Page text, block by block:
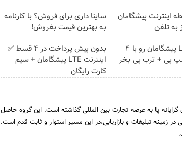
4 قسطه اینترنت پیشگامان
به تلفن
ساینا داری برای فروش؟ با کارنامه
به بهترین قیمت بفروش!
اینترنت LTE پیشگامان رو با 4
پی + ترب پی بخر
بدون پیش پرداخت در 4 قسط ✅
اینترنت LTE پیشگامان + سیم
کارت رایگان
بزرگ و آرمان گرایانه پا به عرصه تجارت بین المللی گذاشته است. این گروه حاصل
در زمینه تبلیغات و بازاریابی،در این مسیر استوار و ثابت قدم است.